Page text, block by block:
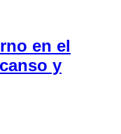
en el
y